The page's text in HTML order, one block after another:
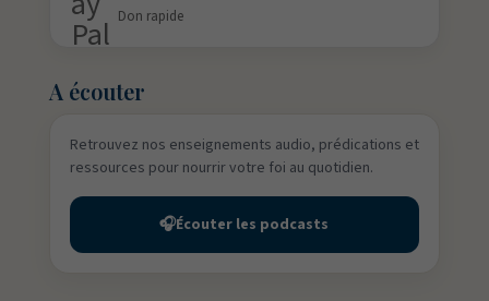
Don rapide
A écouter
Retrouvez nos enseignements audio, prédications et
ressources pour nourrir votre foi au quotidien.
🎧Écouter les podcasts